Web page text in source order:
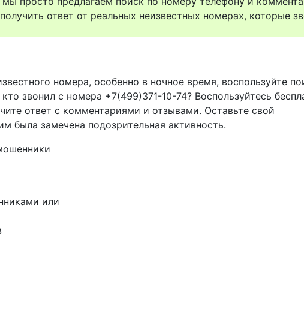
ответ от реальных неизвестных номерах, которые
номера, особенно в ночное время, воспользуйте
звонил с номера +7(499)371-10-74? Воспользуйтесь
ответ с комментариями и отзывами. Оставьте свой
была замечена подозрительная активность.
или